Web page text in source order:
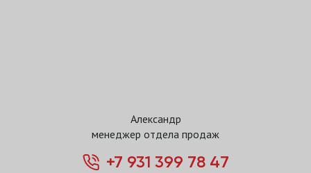
Александр
менеджер отдела продаж
+7 931 399 78 47